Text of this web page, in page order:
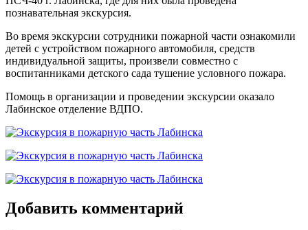
познавательная экскурсия.
Во время экскурсии сотрудники пожарной части ознакомили
детей с устройством пожарного автомобиля, средств
индивидуальной защиты, произвели совместно с
воспитанниками детского сада тушение условного пожара.
Помощь в организации и проведении экскурсии оказало
Лабинское отделение ВДПО.
Добавить комментарий